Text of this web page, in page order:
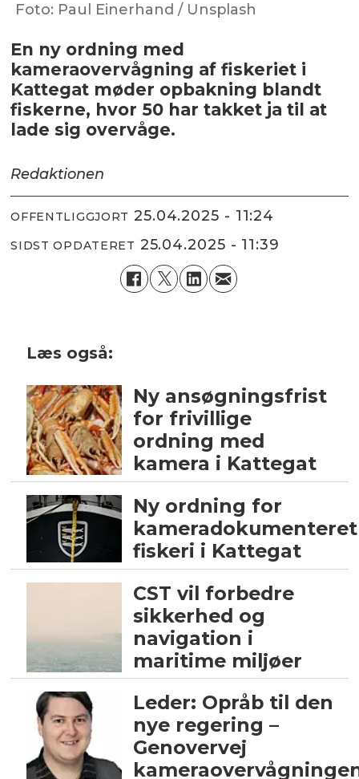
Foto: Paul Einerhand / Unsplash
En ny ordning med
kameraovervågning af fiskeriet i
Kattegat møder opbakning blandt
fiskerne, hvor 50 har takket ja til at
lade sig overvåge.
Redaktionen
OFFENTLIGGJORT 25.04.2025 - 11:24
SIDST OPDATERET 25.04.2025 - 11:39
Læs også:
Ny ansøgningsfrist
for frivillige
ordning med
kamera i Kattegat
Ny ordning for
kameradokumenteret
fiskeri i Kattegat
CST vil forbedre
sikkerhed og
navigation i
maritime miljøer
Leder: Opråb til den
nye regering –
Genovervej